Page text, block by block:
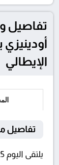
تفاصيل
الإيطالي
تفاصيل